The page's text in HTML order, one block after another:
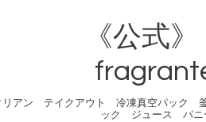
《公式
アン テイクアウト 冷凍真空パック
ック ジュース パ